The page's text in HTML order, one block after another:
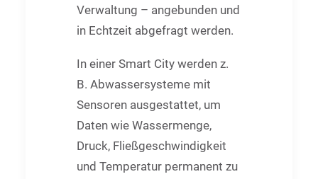
Verwaltung – angebunden und
in Echtzeit abgefragt werden.
In einer Smart City werden z.
B. Abwassersysteme mit
Sensoren ausgestattet, um
Daten wie Wassermenge,
Druck, Fließgeschwindigkeit
und Temperatur permanent zu